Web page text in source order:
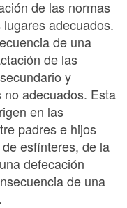
de las normas
adecuados.
de una
de las
y
adecuados. Esta
en las
padres e hijos
esfínteres, de la
defecación
de una